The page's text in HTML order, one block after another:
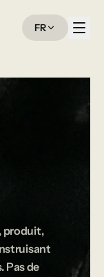
FR
produit,
Pas de